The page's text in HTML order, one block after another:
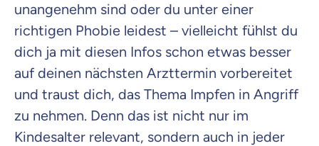
unangenehm sind oder du unter einer
richtigen Phobie leidest – vielleicht fühlst du
dich ja mit diesen Infos schon etwas besser
auf deinen nächsten Arzttermin vorbereitet
und traust dich, das Thema Impfen in Angriff
zu nehmen. Denn das ist nicht nur im
Kindesalter relevant, sondern auch in jeder